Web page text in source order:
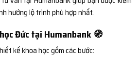
hướng lộ trình phù hợp nhất.
Đức tại Humanbank 🧭
kế khoa học gồm các bước: